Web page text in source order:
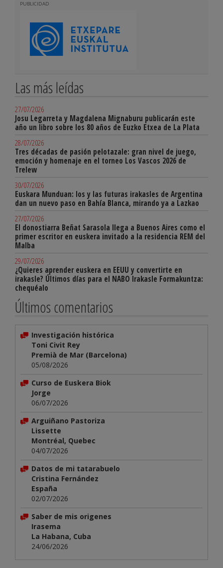
PUBLICIDAD
Las más leídas
27/07/2026
Josu Legarreta y Magdalena Mignaburu publicarán este
año un libro sobre los 80 años de Euzko Etxea de La Plata
28/07/2026
Tres décadas de pasión pelotazale: gran nivel de juego,
emoción y homenaje en el torneo Los Vascos 2026 de
Trelew
30/07/2026
Euskara Munduan: los y las futuras irakasles de Argentina
dan un nuevo paso en Bahía Blanca, mirando ya a Lazkao
27/07/2026
El donostiarra Beñat Sarasola llega a Buenos Aires como el
primer escritor en euskera invitado a la residencia REM del
Malba
29/07/2026
¿Quieres aprender euskera en EEUU y convertirte en
irakasle? Últimos días para el NABO Irakasle Formakuntza:
chequéalo
Últimos comentarios
Investigación histórica
Toni Civit Rey
Premià de Mar (Barcelona)
05/08/2026
Curso de Euskera Biok
Jorge
06/07/2026
Arguiñano Pastoriza
Lissette
Montréal, Quebec
04/07/2026
Datos de mi tatarabuelo
Cristina Fernández
España
02/07/2026
Saber de mis origenes
Irasema
La Habana, Cuba
24/06/2026